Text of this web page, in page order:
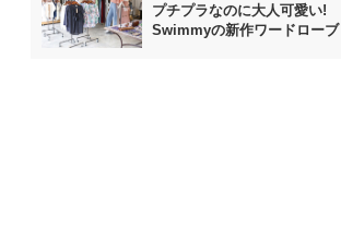
プチプラなのに大人可愛い!
Swimmyの新作ワードローブ